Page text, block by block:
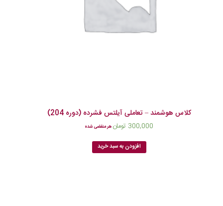
کلاس هوشمند – تعاملی آیلتس فشرده (دوره 204)
300,000 تومان هر منقضی شده
افزودن به سبد خرید